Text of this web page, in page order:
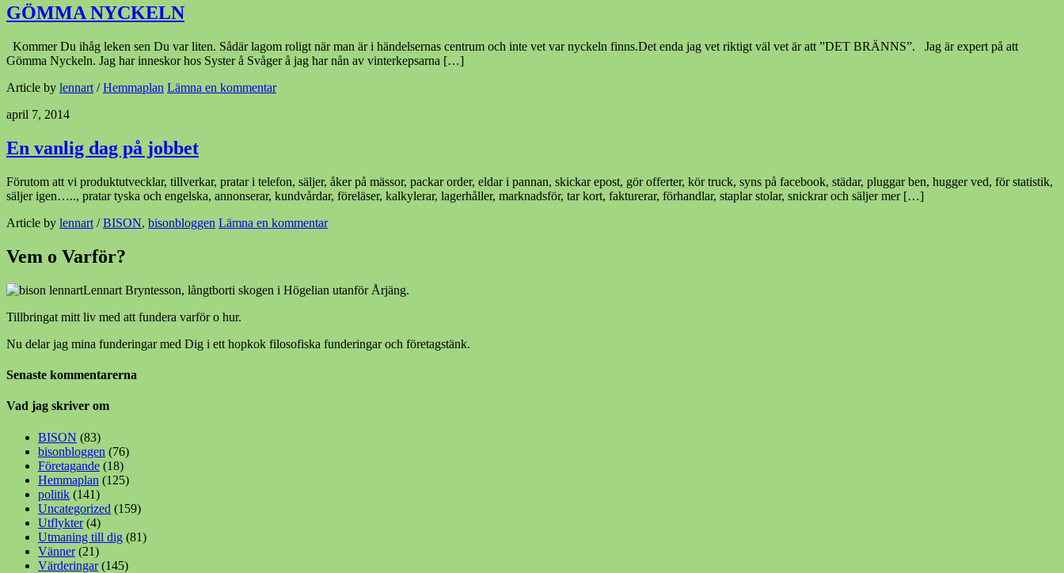
GÖMMA NYCKELN
Kommer Du ihåg leken sen Du var liten. Sådär lagom roligt när man är i händelsernas centrum och inte vet var nyckeln finns.Det enda jag vet riktigt väl vet är att ”DET BRÄNNS”. Jag är expert på att
Gömma Nyckeln. Jag har inneskor hos Syster å Svåger å jag har nån av vinterkepsarna […]
Article by lennart /Hemmaplan Lämna en kommentar
april 7, 2014
En vanlig dag på jobbet
Förutom att vi produktutvecklar, tillverkar, pratar i telefon, säljer, åker på mässor, packar order, eldar i pannan, skickar epost, gör offerter, kör truck, syns på facebook, städar, pluggar ben, hugger ved, för statistik,
säljer igen….., pratar tyska och engelska, annonserar, kundvårdar, föreläser, kalkylerar, lagerhåller, marknadsför, tar kort, fakturerar, förhandlar, staplar stolar, snickrar och säljer mer […]
Article by lennart /BISON, bisonbloggen Lämna en kommentar
Vem o Varför?
Lennart Bryntesson, långtborti skogen i Högelian utanför Årjäng.
Tillbringat mitt liv med att fundera varför o hur.
Nu delar jag mina funderingar med Dig i ett hopkok filosofiska funderingar och företagstänk.
Senaste kommentarerna
Vad jag skriver om
BISON (83)
bisonbloggen (76)
Företagande (18)
Hemmaplan (125)
politik (141)
Uncategorized (159)
Utflykter(4)
Utmaning till dig (81)
Vänner(21)
Värderingar(145)